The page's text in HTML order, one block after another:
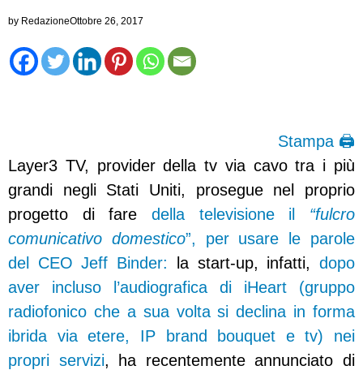
by RedazioneOttobre 26, 2017
Stampa 🖨
Layer3 TV, provider della tv via cavo tra i più
grandi negli Stati Uniti, prosegue nel proprio
progetto di fare della televisione il “fulcro
comunicativo domestico”, per usare le parole
del CEO Jeff Binder: la start-up, infatti,dopo
aver incluso l’audiografica di iHeart (gruppo
radiofonico che a sua volta si declina in forma
ibrida via etere, IP brand bouquet e tv) nei
propri servizi, ha recentemente annunciato di